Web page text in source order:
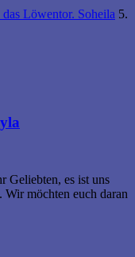
Löwentor. Soheila 5.
Geliebten, es ist uns
Wir möchten euch daran